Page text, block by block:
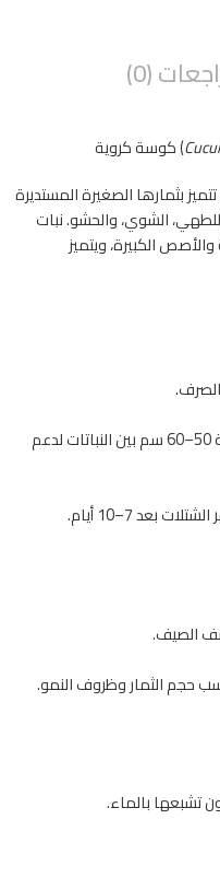
(0)
) كوسة كروية
بثمارها الصغيرة المستديرة
الشوي، والحشو. نبات
الكبيرة، ويتميز
الصرف.
تغرس على عمق 2–3 سم مع ترك مسافة 50–60 سم بين النباتات لدعم
الصيف.
تشبعها بالماء.